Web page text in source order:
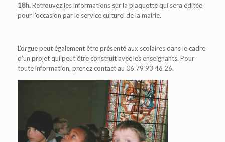
18h.Retrouvez les informations sur la plaquette qui sera éditée
pour l’occasion par le service culturel de la mairie.
L’orgue peut également être présenté aux scolaires dans le cadre
d’un projet qui peut être construit avec les enseignants. Pour
toute information, prenez contact au 06 79 93 46 26.